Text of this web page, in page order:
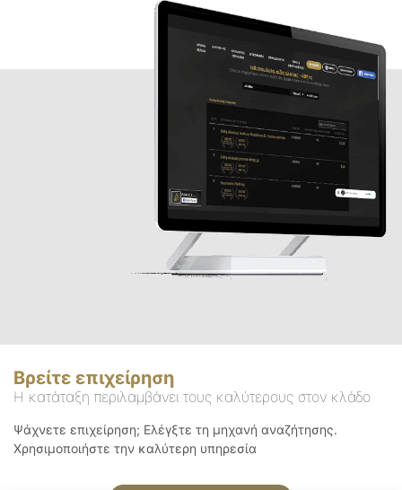
Βρείτε επιχείρηση
Η κατάταξη περιλαμβάνει τους καλύτερους στον κλάδο
Ψάχνετε επιχείρηση; Ελέγξτε τη μηχανή αναζήτησης.
Χρησιμοποιήστε την καλύτερη υπηρεσία